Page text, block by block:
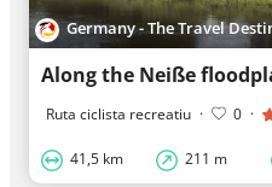
Germany - The Travel
Along the Neiße
Ruta ciclista recreatiu · 0 ·
41,5 km 211 m